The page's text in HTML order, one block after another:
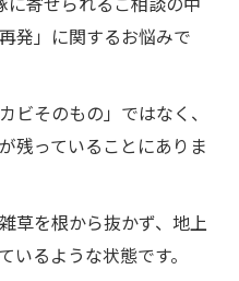
寄せられるご相談の中
発」に関するお悩みで
ビそのもの」ではなく、
残っていることにありま
草を根から抜かず、地上
いるような状態です。